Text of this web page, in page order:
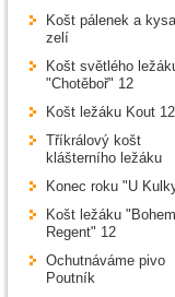
Košt pálenek a
zelí
Košt světlého
"Chotěboř" 12
Košt ležáku Kout 12
Tříkrálový košt
klášterního ležáku
Konec roku "U
Košt ležáku
Regent" 12
Ochutnáváme pivo
Poutník